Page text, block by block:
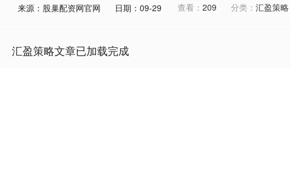
来源：股巢配资网官网 日期：09-29 查看： 209 分类： 汇盈策略
汇盈策略文章已加载完成